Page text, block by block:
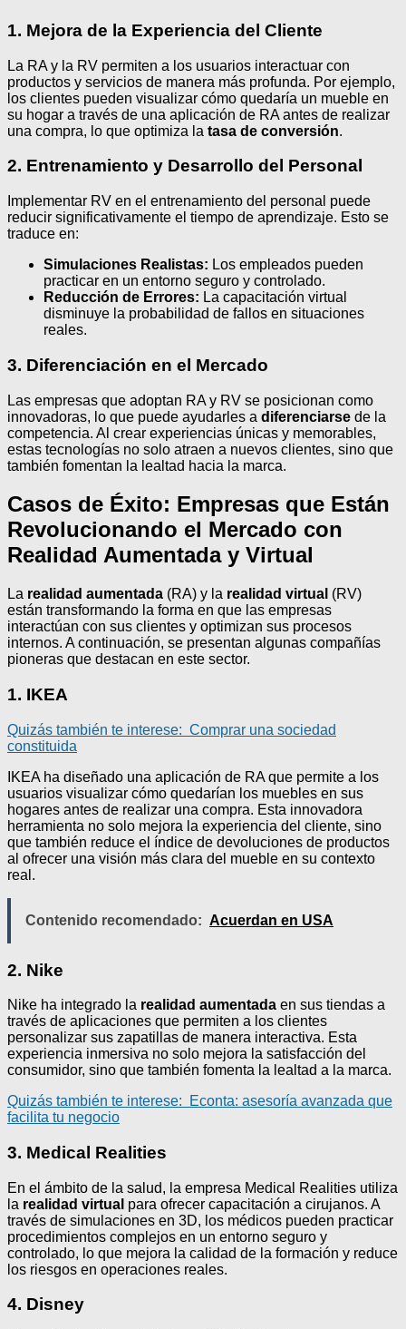
1. Mejora de la Experiencia del Cliente
La RA y la RV permiten a los usuarios interactuar con
productos y servicios de manera más profunda. Por ejemplo,
los clientes pueden visualizar cómo quedaría un mueble en
su hogar a través de una aplicación de RA antes de realizar
una compra, lo que optimiza la tasa de conversión.
2. Entrenamiento y Desarrollo del Personal
Implementar RV en el entrenamiento del personal puede
reducir significativamente el tiempo de aprendizaje. Esto se
traduce en:
Simulaciones Realistas: Los empleados pueden
practicar en un entorno seguro y controlado.
Reducción de Errores: La capacitación virtual
disminuye la probabilidad de fallos en situaciones
reales.
3. Diferenciación en el Mercado
Las empresas que adoptan RA y RV se posicionan como
innovadoras, lo que puede ayudarles a diferenciarse de la
competencia. Al crear experiencias únicas y memorables,
estas tecnologías no solo atraen a nuevos clientes, sino que
también fomentan la lealtad hacia la marca.
Casos de Éxito: Empresas que Están
Revolucionando el Mercado con
Realidad Aumentada y Virtual
La realidad aumentada (RA) y la realidad virtual (RV)
están transformando la forma en que las empresas
interactúan con sus clientes y optimizan sus procesos
internos. A continuación, se presentan algunas compañías
pioneras que destacan en este sector.
1. IKEA
Quizás también te interese: Comprar una sociedad
constituida
IKEA ha diseñado una aplicación de RA que permite a los
usuarios visualizar cómo quedarían los muebles en sus
hogares antes de realizar una compra. Esta innovadora
herramienta no solo mejora la experiencia del cliente, sino
que también reduce el índice de devoluciones de productos
al ofrecer una visión más clara del mueble en su contexto
real.
Contenido recomendado: Acuerdan en USA
2. Nike
Nike ha integrado la realidad aumentada en sus tiendas a
través de aplicaciones que permiten a los clientes
personalizar sus zapatillas de manera interactiva. Esta
experiencia inmersiva no solo mejora la satisfacción del
consumidor, sino que también fomenta la lealtad a la marca.
Quizás también te interese:
Econta: asesoría avanzada que
facilita tu negocio
3. Medical Realities
En el ámbito de la salud, la empresa Medical Realities utiliza
la realidad virtual para ofrecer capacitación a cirujanos. A
través de simulaciones en 3D, los médicos pueden practicar
procedimientos complejos en un entorno seguro y
controlado, lo que mejora la calidad de la formación y reduce
los riesgos en operaciones reales.
4. Disney